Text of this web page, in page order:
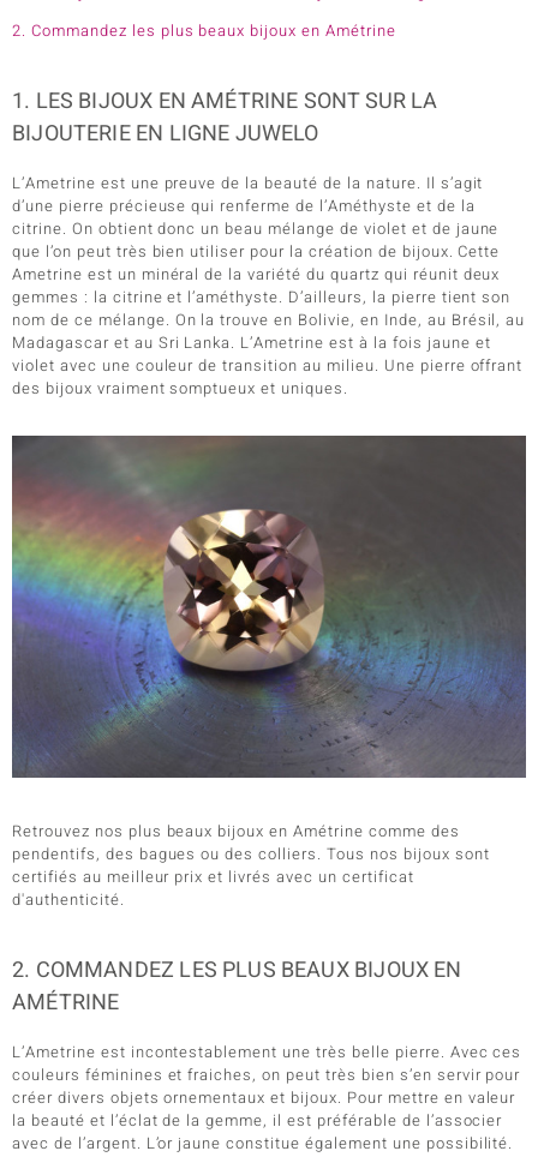
2. Commandez les plus beaux bijoux en Amétrine
1. LES BIJOUX EN AMÉTRINE SONT SUR LA
BIJOUTERIE EN LIGNE JUWELO
L’Ametrine est une preuve de la beauté de la nature. Il s’agit
d’une pierre précieuse qui renferme de l’Améthyste et de la
citrine. On obtient donc un beau mélange de violet et de jaune
que l’on peut très bien utiliser pour la création de bijoux. Cette
Ametrine est un minéral de la variété du quartz qui réunit deux
gemmes : la citrine et l’améthyste. D’ailleurs, la pierre tient son
nom de ce mélange. On la trouve en Bolivie, en Inde, au Brésil, au
Madagascar et au Sri Lanka. L’Ametrine est à la fois jaune et
violet avec une couleur de transition au milieu. Une pierre offrant
des bijoux vraiment somptueux et uniques.
Retrouvez nos plus beaux bijoux en Amétrine comme des
pendentifs, des bagues ou des colliers. Tous nos bijoux sont
certifiés au meilleur prix et livrés avec un certificat
d'authenticité.
2. COMMANDEZ LES PLUS BEAUX BIJOUX EN
AMÉTRINE
L’Ametrine est incontestablement une très belle pierre. Avec ces
couleurs féminines et fraiches, on peut très bien s’en servir pour
créer divers objets ornementaux et bijoux. Pour mettre en valeur
la beauté et l’éclat de la gemme, il est préférable de l’associer
avec de l’argent. L’or jaune constitue également une possibilité.